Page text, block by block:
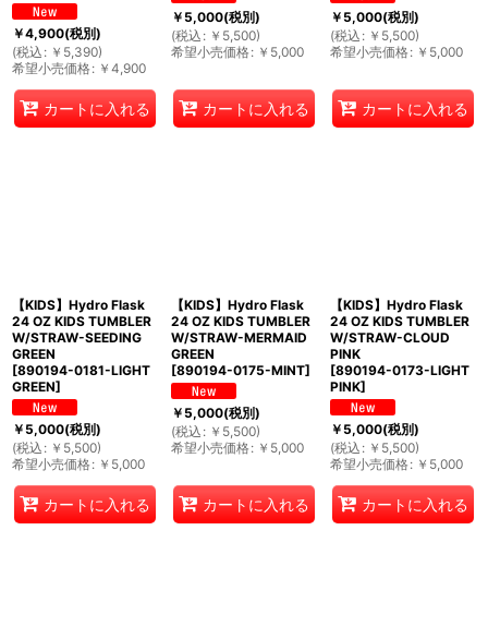
￥4,900(税別)
(税込 : ￥ 5,390)
希望小売価格: ￥ 4,900
カートに入れる
￥5,000(税別)
(税込 : ￥ 5,500)
希望小売価格: ￥ 5,000
カートに入れる
￥5,000(税別)
(税込 : ￥ 5,500)
希望小売価格: ￥ 5,000
カートに入れる
【KIDS】Hydro Flask
24 OZ KIDS TUMBLER
W/STRAW-SEEDING
GREEN
[890194-0181-LIGHT
GREEN]
￥5,000(税別)
(税込 : ￥ 5,500)
希望小売価格: ￥ 5,000
カートに入れる
【KIDS】Hydro Flask
24 OZ KIDS TUMBLER
W/STRAW-MERMAID
GREEN
[890194-0175-MINT]
￥5,000(税別)
(税込 : ￥ 5,500)
希望小売価格: ￥ 5,000
カートに入れる
【KIDS】Hydro Flask
24 OZ KIDS TUMBLER
W/STRAW-CLOUD
PINK
[890194-0173-LIGHT
PINK]
￥5,000(税別)
(税込 : ￥ 5,500)
希望小売価格: ￥ 5,000
カートに入れる